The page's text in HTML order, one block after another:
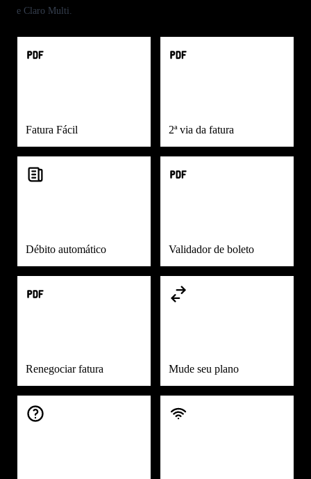
e Claro Multi
Fatura Fácil 2ª via da fatura
Débito automático Validador de boleto
Renegociar fatura Mude seu plano